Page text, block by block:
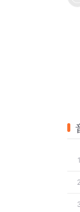
1
2